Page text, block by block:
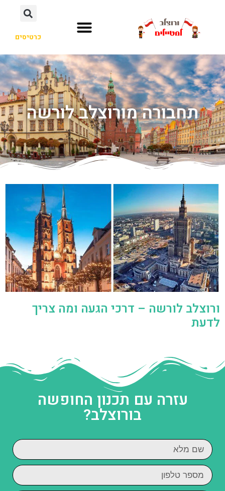
כרטיסים
תחבורה מורוצלב לורשה
ורוצלב לורשה – דרכי הגעה ומה צריך
לדעת
עזרה עם תכנון החופשה
בורוצלב?